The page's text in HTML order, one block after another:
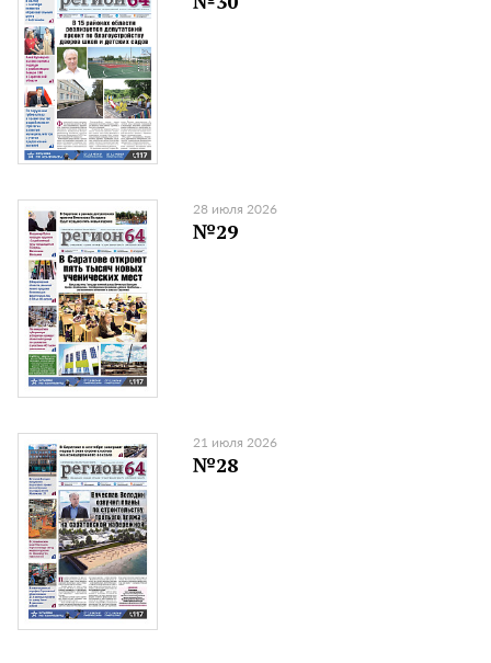
28 июля 2026
№29
21 июля 2026
№28